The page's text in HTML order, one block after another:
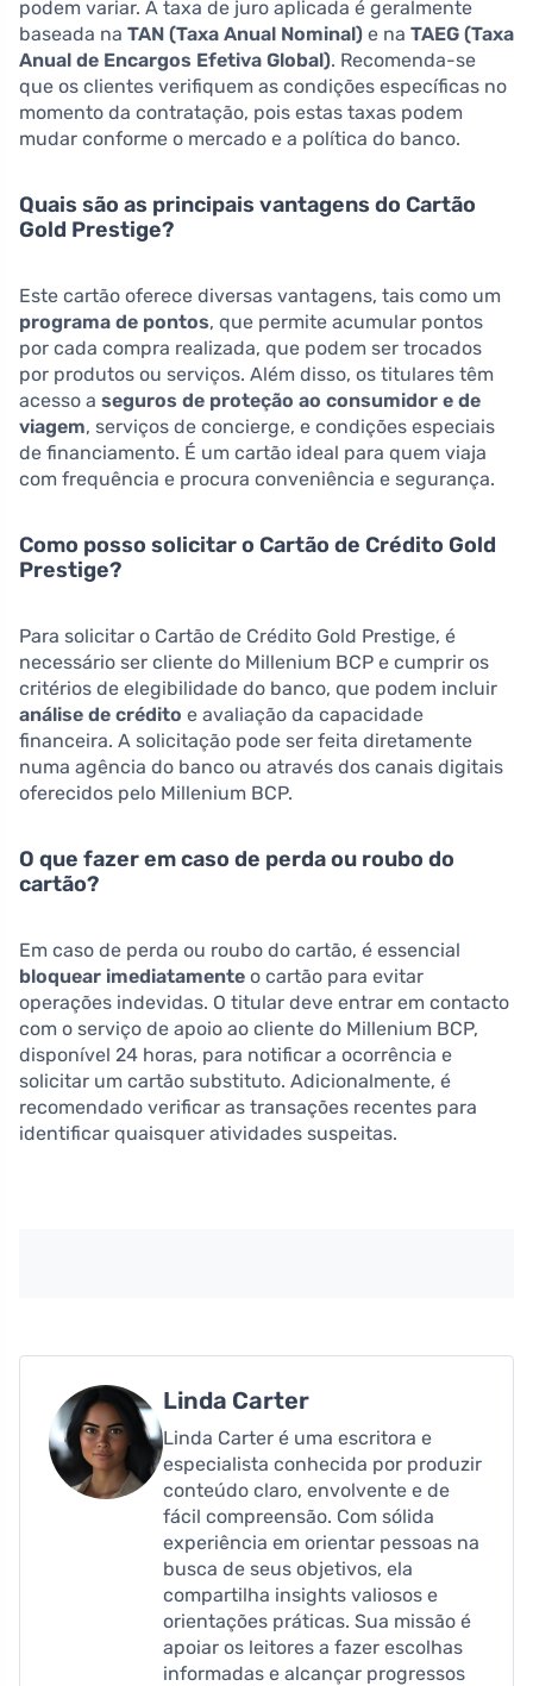
podem variar. A taxa de juro aplicada é geralmente
baseada na TAN (Taxa Anual Nominal) e na TAEG (Taxa
Anual de Encargos Efetiva Global). Recomenda-se
que os clientes verifiquem as condições específicas no
momento da contratação, pois estas taxas podem
mudar conforme o mercado e a política do banco.
Quais são as principais vantagens do Cartão
Gold Prestige?
Este cartão oferece diversas vantagens, tais como um
programa de pontos, que permite acumular pontos
por cada compra realizada, que podem ser trocados
por produtos ou serviços. Além disso, os titulares têm
acesso a seguros de proteção ao consumidor e de
viagem, serviços de concierge, e condições especiais
de financiamento. É um cartão ideal para quem viaja
com frequência e procura conveniência e segurança.
Como posso solicitar o Cartão de Crédito Gold
Prestige?
Para solicitar o Cartão de Crédito Gold Prestige, é
necessário ser cliente do Millenium BCP e cumprir os
critérios de elegibilidade do banco, que podem incluir
análise de crédito e avaliação da capacidade
financeira. A solicitação pode ser feita diretamente
numa agência do banco ou através dos canais digitais
oferecidos pelo Millenium BCP.
O que fazer em caso de perda ou roubo do
cartão?
Em caso de perda ou roubo do cartão, é essencial
bloquear imediatamente o cartão para evitar
operações indevidas. O titular deve entrar em contacto
com o serviço de apoio ao cliente do Millenium BCP,
disponível 24 horas, para notificar a ocorrência e
solicitar um cartão substituto. Adicionalmente, é
recomendado verificar as transações recentes para
identificar quaisquer atividades suspeitas.
Linda Carter
Linda Carter é uma escritora e
especialista conhecida por produzir
conteúdo claro, envolvente e de
fácil compreensão. Com sólida
experiência em orientar pessoas na
busca de seus objetivos, ela
compartilha insights valiosos e
orientações práticas. Sua missão é
apoiar os leitores a fazer escolhas
informadas e alcançar progressos